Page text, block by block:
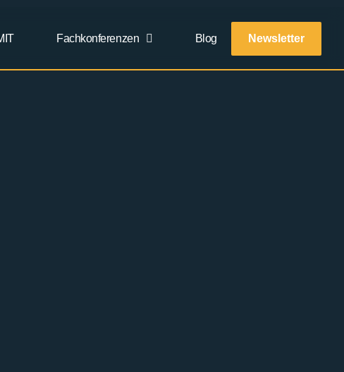
Fachkonferenzen Blog Newsletter